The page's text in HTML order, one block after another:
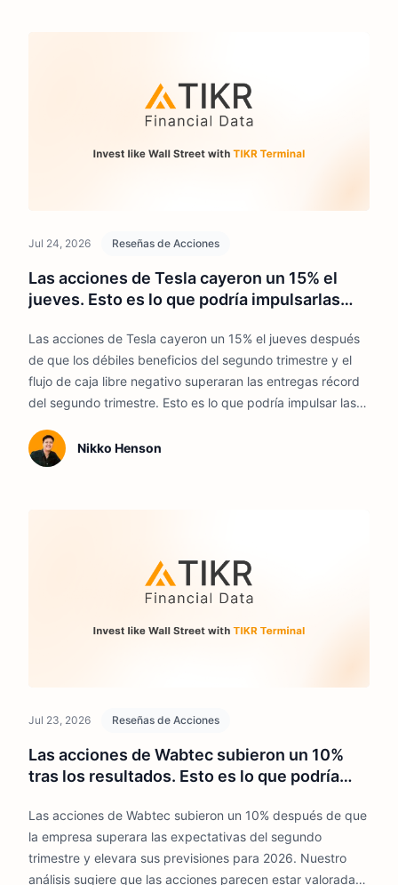
Jul 24, 2026 Reseñas de Acciones
Las acciones de Tesla cayeron un 15% el
jueves. Esto es lo que podría impulsarlas
Las acciones de Tesla cayeron un 15% el jueves después
de que los débiles beneficios del segundo trimestre y el
flujo de caja libre negativo superaran las entregas récord
del segundo trimestre. Esto es lo que podría impulsar las
Nikko Henson
Jul 23, 2026 Reseñas de Acciones
Las acciones de Wabtec subieron un 10%
tras los resultados. Esto es lo que podría
Las acciones de Wabtec subieron un 10% después de que
la empresa superara las expectativas del segundo
trimestre y elevara sus previsiones para 2026. Nuestro
análisis sugiere que las acciones parecen estar valoradas